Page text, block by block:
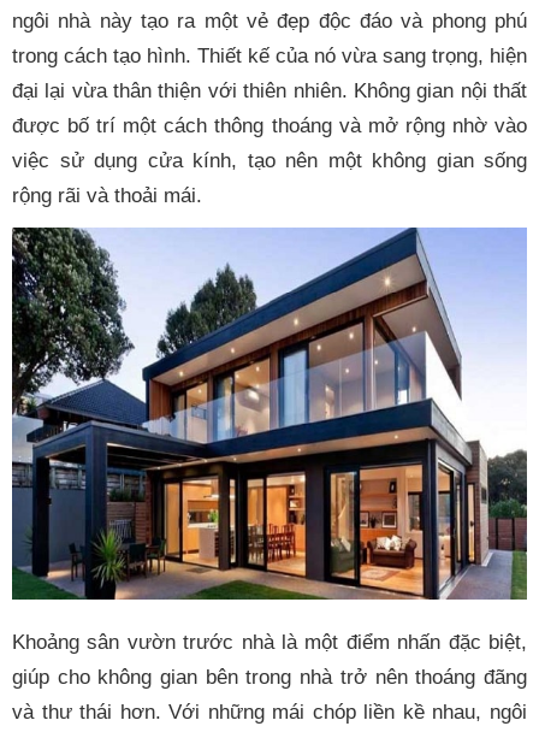
ngôi nhà này tạo ra một vẻ đẹp độc đáo và phong phú
trong cách tạo hình. Thiết kế của nó vừa sang trọng, hiện
đại lại vừa thân thiện với thiên nhiên. Không gian nội thất
được bố trí một cách thông thoáng và mở rộng nhờ vào
việc sử dụng cửa kính, tạo nên một không gian sống
rộng rãi và thoải mái.
Khoảng sân vườn trước nhà là một điểm nhấn đặc biệt,
giúp cho không gian bên trong nhà trở nên thoáng đãng
và thư thái hơn. Với những mái chóp liền kề nhau, ngôi